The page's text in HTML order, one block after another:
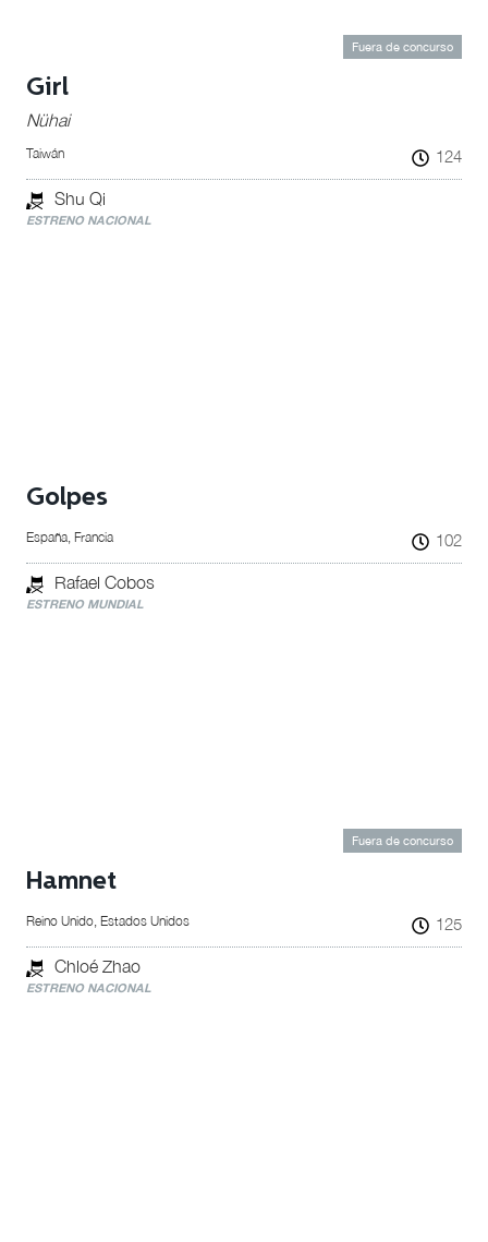
Fuera de concurso
Girl
Nühai
Taiwán 124
Shu Qi
ESTRENO NACIONAL
Golpes
España, Francia 102
Rafael Cobos
ESTRENO MUNDIAL
Fuera de concurso
Hamnet
Reino Unido, Estados Unidos 125
Chloé Zhao
ESTRENO NACIONAL